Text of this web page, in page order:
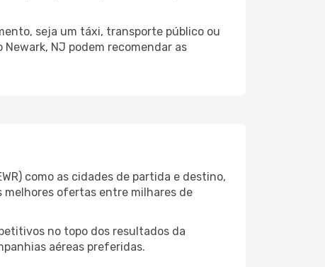
seja um táxi, transporte público ou
NJ podem recomendar as
como as cidades de partida e destino,
melhores ofertas entre milhares de
no topo dos resultados da
aéreas preferidas.